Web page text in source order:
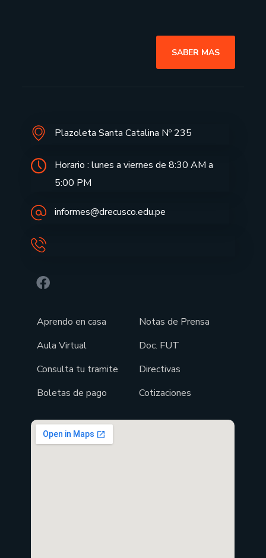
SABER MAS
Plazoleta Santa Catalina Nº 235
Horario : lunes a viernes de 8:30 AM a
5:00 PM
informes@drecusco.edu.pe
Aprendo en casa
Aula Virtual
Consulta tu tramite
Boletas de pago
Notas de Prensa
Doc. FUT
Directivas
Cotizaciones